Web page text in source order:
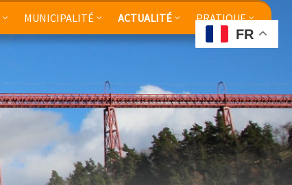
MUNICIPALITÉ ACTUALITÉ
PRATIQUE
FR